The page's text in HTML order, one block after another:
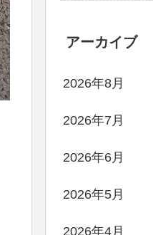
アーカイブ
2026年8月
2026年7月
2026年6月
2026年5月
2026年4月